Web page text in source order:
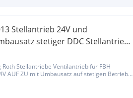
Stellantrieb 24V und
stetiger DDC Stellantrieb
Stellantriebe Ventilantrieb für FBH
AUF ZU mit Umbausatz auf stetigen Betrieb
Teile sind nagelneu und in original
Stk. vorhanden!